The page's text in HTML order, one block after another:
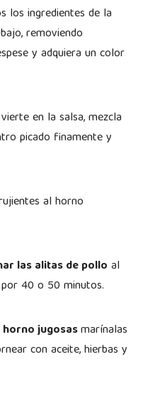
los ingredientes de la
removiendo
y adquiera un color
en la salsa, mezcla
picado finamente y
al horno
las alitas de pollo al
40 o 50 minutos.
jugosasmarínalas
con aceite, hierbas y